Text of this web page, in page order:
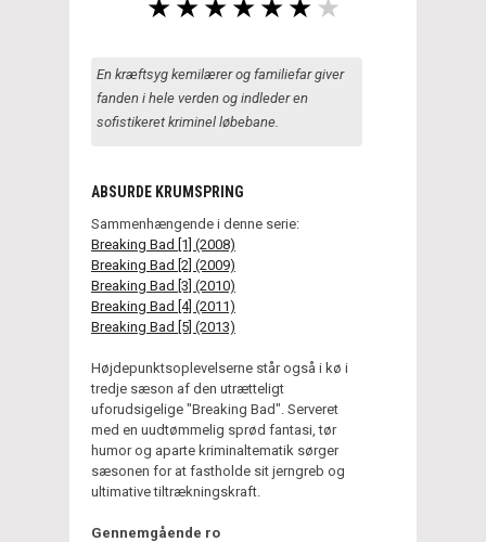
En kræftsyg kemilærer og familiefar giver
fanden i hele verden og indleder en
sofistikeret kriminel løbebane.
ABSURDE KRUMSPRING
Sammenhængende i denne serie:
Breaking Bad [1] (2008)
Breaking Bad [2] (2009)
Breaking Bad [3] (2010)
Breaking Bad [4] (2011)
Breaking Bad [5] (2013)
Højdepunktsoplevelserne står også i kø i
tredje sæson af den utrætteligt
uforudsigelige "Breaking Bad". Serveret
med en uudtømmelig sprød fantasi, tør
humor og aparte kriminaltematik sørger
sæsonen for at fastholde sit jerngreb og
ultimative tiltrækningskraft.
Gennemgående ro